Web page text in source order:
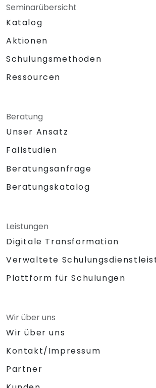
Seminarübersicht
Katalog
Aktionen
Schulungsmethoden
Ressourcen
Beratung
Unser Ansatz
Fallstudien
Beratungsanfrage
Beratungskatalog
Leistungen
Digitale Transformation
Verwaltete
Plattform für Schulungen
Wir über uns
Wir über uns
Kontakt/Impressum
Partner